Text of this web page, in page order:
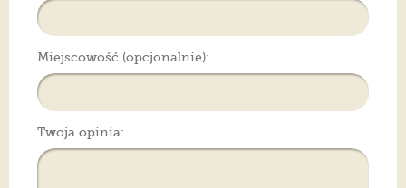
Miejscowość (opcjonalnie):
Twoja opinia: